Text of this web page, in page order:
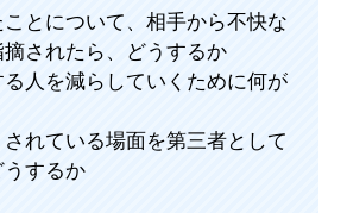
ことについて、相手から不快な
されたら、どうするか
る人を減らしていくために何が
されている場面を第三者として
うするか